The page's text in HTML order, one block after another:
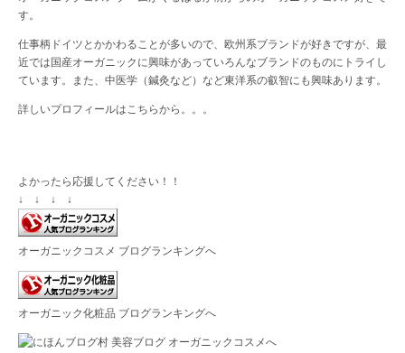
す。
仕事柄ドイツとかかわることが多いので、欧州系ブランドが好きですが、最
近では国産オーガニックに興味があっていろんなブランドのものにトライし
ています。また、中医学（鍼灸など）など東洋系の叡智にも興味あります。
詳しいプロフィールはこちらから。。。
よかったら応援してください！！
↓ ↓ ↓ ↓
オーガニックコスメ ブログランキングへ
オーガニック化粧品 ブログランキングへ